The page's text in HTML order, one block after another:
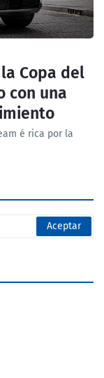
Copa del
con una
é rica por la